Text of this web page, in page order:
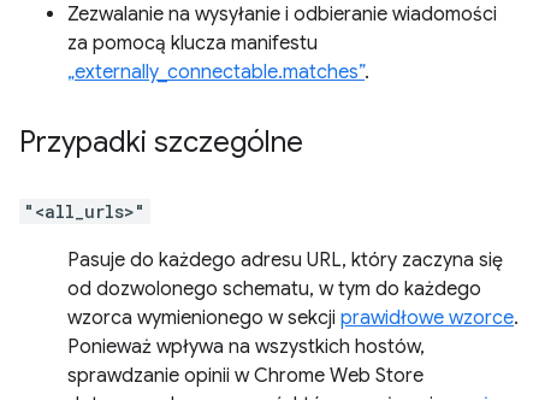
Zezwalanie na wysyłanie i odbieranie wiadomości
za pomocą klucza manifestu
„externally_connectable.matches”.
Przypadki szczególne
"<all_urls>"
Pasuje do każdego adresu URL, który zaczyna się
od dozwolonego schematu, w tym do każdego
wzorca wymienionego w sekcji prawidłowe wzorce.
Ponieważ wpływa na wszystkich hostów,
sprawdzanie opinii w Chrome Web Store